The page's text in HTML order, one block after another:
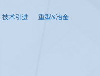
技术引进
重型&冶金